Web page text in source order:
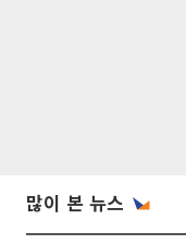
많이 본 뉴스